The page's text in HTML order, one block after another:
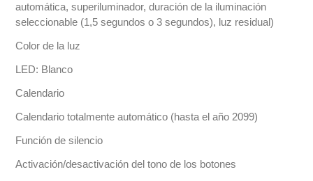
automática, superiluminador, duración de la iluminación
seleccionable (1,5 segundos o 3 segundos), luz residual)
Color de la luz
LED: Blanco
Calendario
Calendario totalmente automático (hasta el año 2099)
Función de silencio
Activación/desactivación del tono de los botones